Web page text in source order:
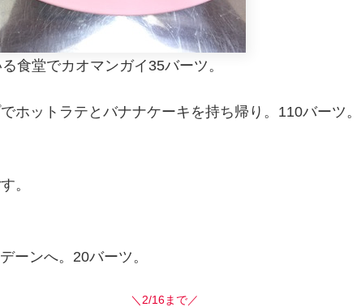
食堂でカオマンガイ35バーツ。
ホットラテとバナナケーキを持ち帰り。110バーツ。
。
ーンへ。20バーツ。
＼2/16まで／